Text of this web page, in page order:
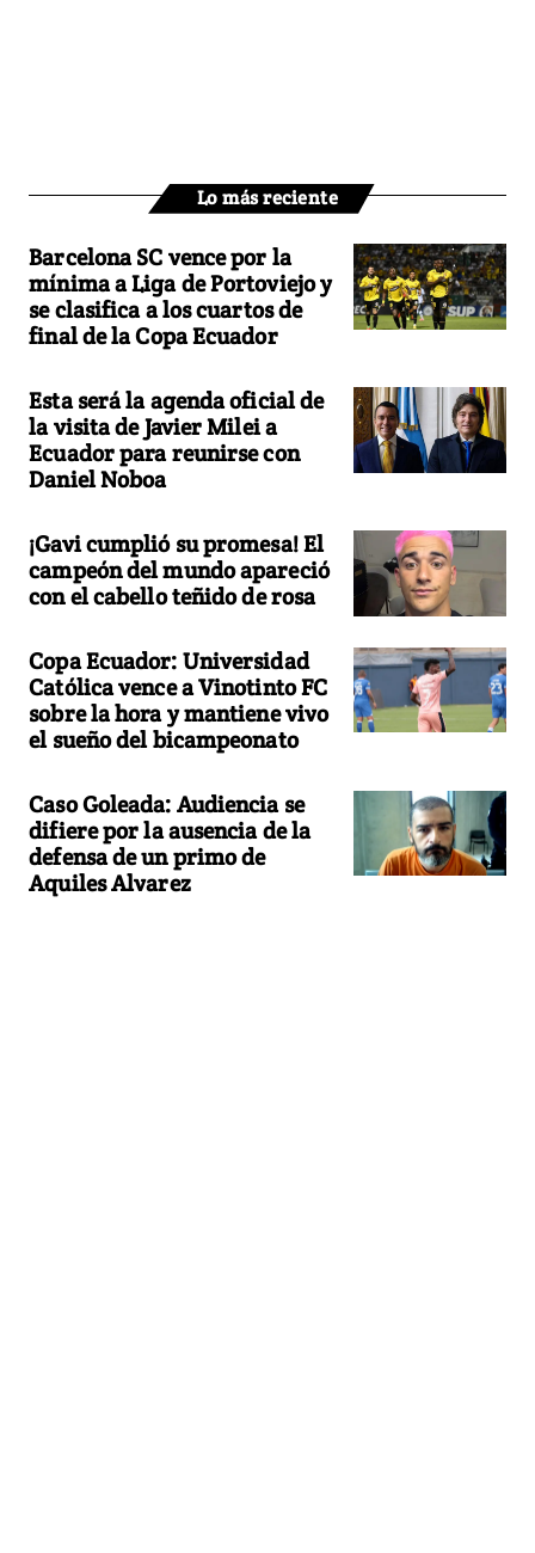
Lo más reciente
Barcelona SC vence por la
mínima a Liga de Portoviejo y
se clasifica a los cuartos de
final de la Copa Ecuador
Esta será la agenda oficial de
la visita de Javier Milei a
Ecuador para reunirse con
Daniel Noboa
¡Gavi cumplió su promesa! El
campeón del mundo apareció
con el cabello teñido de rosa
Copa Ecuador: Universidad
Católica vence a Vinotinto FC
sobre la hora y mantiene vivo
el sueño del bicampeonato
Caso Goleada: Audiencia se
difiere por la ausencia de la
defensa de un primo de
Aquiles Alvarez